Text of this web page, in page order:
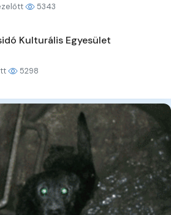
5343
Kulturális Egyesület
5298